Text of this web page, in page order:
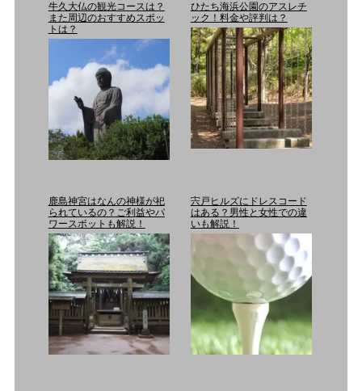
牛久大仏の観光コースは？
また周辺のおすすめスポッ
トは？
ひたち海浜公園のアスレチ
ック！料金や評判は？
鹿島神宮はなんの神様が祀
られているの？ご利益やパ
ワースポットも解説！
宍戸ヒルズにドレスコード
はある？男性と女性での違
いも解説！